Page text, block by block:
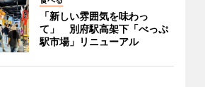
「新しい雰囲気を味わっ
て」 別府駅高架下「べっぷ
駅市場」リニューアル